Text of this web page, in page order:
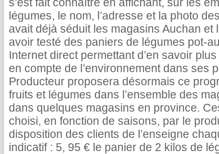
légumes, le nom, l’adresse et la photo
avait déjà séduit les magasins Auchan
avoir testé des paniers de légumes pot-
Internet direct permettant d’en savoir
en compte de l’environnement dans ses
Producteur proposera désormais ce
fruits et légumes dans l’ensemble des
dans quelques magasins en province.
choisi, en fonction de saisons, par le
disposition des clients de l’enseigne
indicatif : 5, 95 € le panier de 2 kilos de